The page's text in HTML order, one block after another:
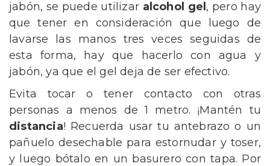
jabón, se puede utilizar alcohol gel, pero hay
que tener en consideración que luego de
lavarse las manos tres veces seguidas de
esta forma, hay que hacerlo con agua y
jabón, ya que el gel deja de ser efectivo.
Evita tocar o tener contacto con otras
personas a menos de 1 metro. ¡Mantén tu
distancia! Recuerda usar tu antebrazo o un
pañuelo desechable para estornudar y toser,
y luego bótalo en un basurero con tapa. Por